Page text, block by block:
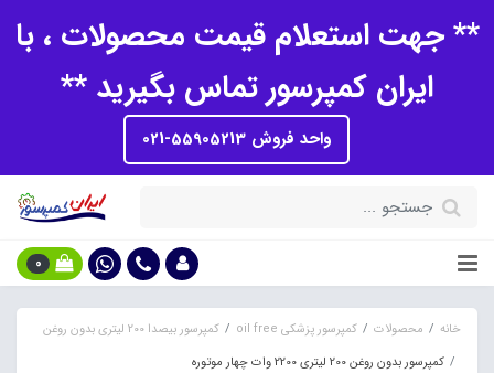
** جهت استعلام قیمت محصولات ، با
ایران کمپرسور تماس بگیرید **
واحد فروش 55905213-021
0
خانه محصولات کمپرسور پزشکی oil free
کمپرسور بیصدا 200 لیتری بدون روغن
کمپرسور بدون روغن 200 لیتری 2200 وات چهار موتوره